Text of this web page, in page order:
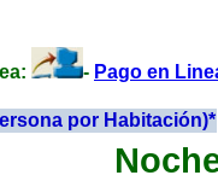
- Pago en
por Habitación)*